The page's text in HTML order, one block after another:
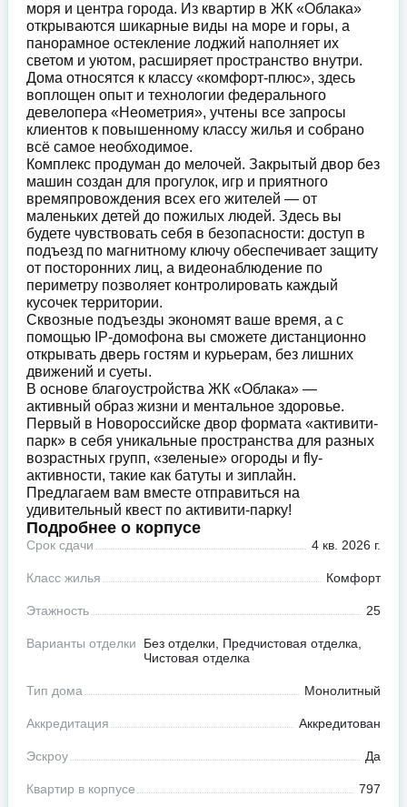
моря и центра города. Из квартир в ЖК «Облака»
открываются шикарные виды на море и горы, а
панорамное остекление лоджий наполняет их
светом и уютом, расширяет пространство внутри.
Дома относятся к классу «комфорт-плюс», здесь
воплощен опыт и технологии федерального
девелопера «Неометрия», учтены все запросы
клиентов к повышенному классу жилья и собрано
всё самое необходимое.
Комплекс продуман до мелочей. Закрытый двор без
машин создан для прогулок, игр и приятного
времяпровождения всех его жителей — от
маленьких детей до пожилых людей. Здесь вы
будете чувствовать себя в безопасности: доступ в
подъезд по магнитному ключу обеспечивает защиту
от посторонних лиц, а видеонаблюдение по
периметру позволяет контролировать каждый
кусочек территории.
Сквозные подъезды экономят ваше время, а с
помощью IP-домофона вы сможете дистанционно
открывать дверь гостям и курьерам, без лишних
движений и суеты.
В основе благоустройства ЖК «Облака» —
активный образ жизни и ментальное здоровье.
Первый в Новороссийске двор формата «активити-
парк» в себя уникальные пространства для разных
возрастных групп, «зеленые» огороды и fly-
активности, такие как батуты и зиплайн.
Предлагаем вам вместе отправиться на
удивительный квест по активити-парку!
Подробнее о корпусе
Срок сдачи 4 кв. 2026 г.
Класс жилья Комфорт
Этажность 25
Варианты отделки
Без отделки, Предчистовая отделка,
Чистовая отделка
Тип дома Монолитный
Аккредитация Аккредитован
Эскроу Да
Квартир в корпусе 797